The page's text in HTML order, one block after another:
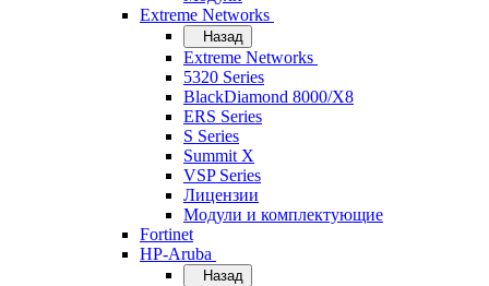
Extreme Networks
Назад
Extreme Networks
5320 Series
BlackDiamond 8000/X8
ERS Series
S Series
Summit X
VSP Series
Лицензии
Модули и комплектующие
Fortinet
HP-Aruba
Назад